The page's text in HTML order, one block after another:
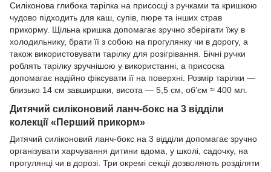
Силіконова глибока тарілка на присосці з ручками та кришкою
чудово підходить для каш, супів, пюре та інших страв
прикорму. Щільна кришка допомагає зручно зберігати їжу в
холодильнику, брати її з собою на прогулянку чи в дорогу, а
також використовувати тарілку для розігрівання. Бічні ручки
роблять тарілку зручнішою у використанні, а присоска
допомагає надійно фіксувати її на поверхні. Розмір тарілки —
близько 14 см завширшки, висота — 5,5 см, об’єм ≈ 400 мл.
Дитячий силіконовий ланч-бокс на 3 відділи
колекції «Перший прикорм»
Дитячий силіконовий ланч-бокс на 3 відділи допомагає зручно
організувати харчування дитини вдома, у школі, садочку, на
прогулянці чи в дорозі. Три окремі секції дозволяють розділяти